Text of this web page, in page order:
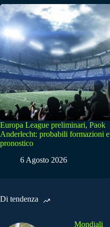
Europa League preliminari, Paok
Anderlecht: probabili formazioni e
pronostico
6 Agosto 2026
Di tendenza
Mondiali